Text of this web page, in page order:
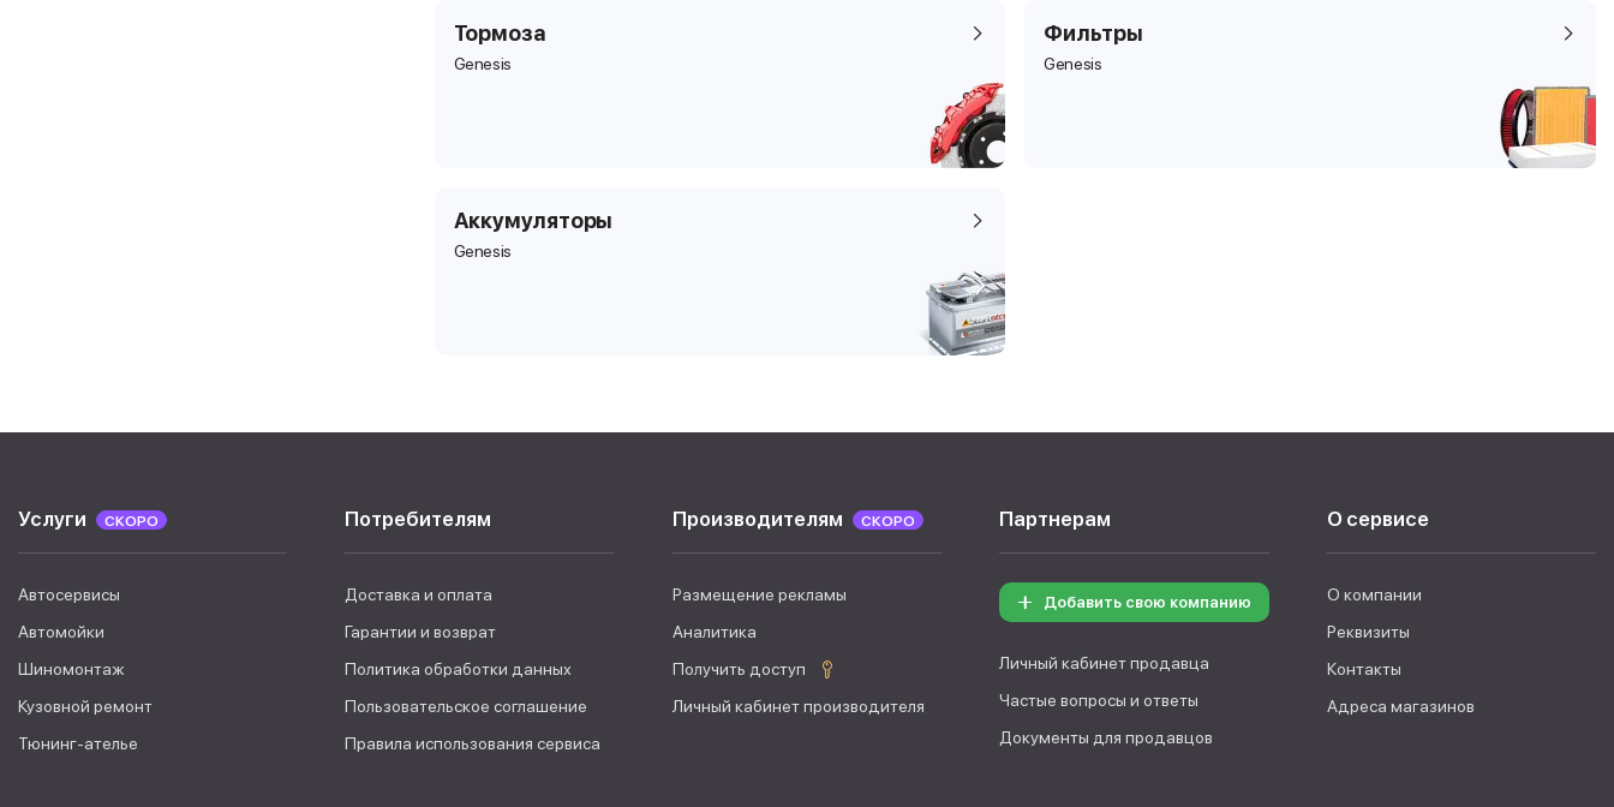
Тормоза
Genesis
Фильтры
Genesis
Аккумуляторы
Genesis
Услуги СКОРО
Автосервисы
Автомойки
Шиномонтаж
Кузовной ремонт
Тюнинг-ателье
Потребителям
Доставка и оплата
Гарантии и возврат
Политика обработки данных
Пользовательское соглашение
Правила использования сервиса
Производителям СКОРО
Размещение рекламы
Аналитика
Получить доступ
Личный кабинет производителя
Партнерам
Добавить свою компанию
Личный кабинет продавца
Частые вопросы и ответы
Документы для продавцов
О сервисе
О компании
Реквизиты
Контакты
Адреса магазинов